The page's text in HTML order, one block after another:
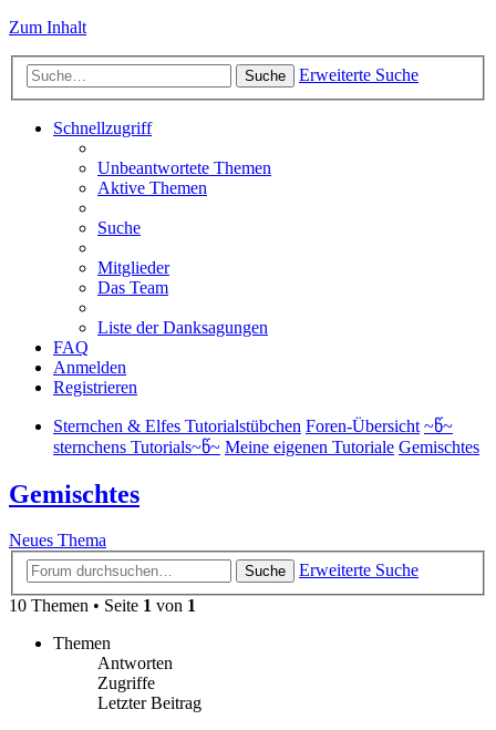
Zum Inhalt
Suche Erweiterte Suche
Schnellzugriff
Unbeantwortete Themen
Aktive Themen
Suche
Mitglieder
Das Team
Liste der Danksagungen
FAQ
Anmelden
Registrieren
Sternchen & Elfes Tutorialstübchen Foren-Übersicht ~წ~
sternchens Tutorials~წ~ Meine eigenen Tutoriale Gemischtes
Gemischtes
Neues Thema
Suche
Erweiterte Suche
10 Themen • Seite 1 von 1
Themen
Antworten
Zugriffe
Letzter Beitrag